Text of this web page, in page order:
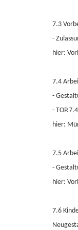
7.3
-
hier:
7.4
-
-
hier:
7.5
-
hier:
7.6